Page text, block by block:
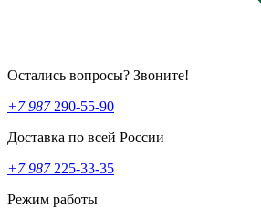
Остались вопросы? Звоните!
+7 987290-55-90
Доставка по всей России
+7 987225-33-35
Режим работы